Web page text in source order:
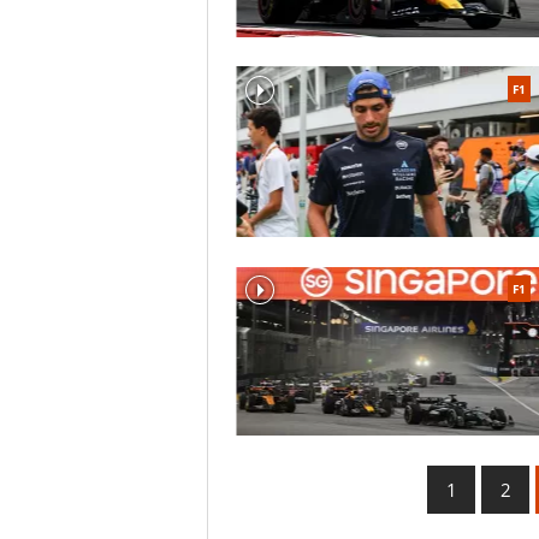
Num Gran premio
1
Australia GP
2
China GP
3
Japan GP
4
Miami GP
5
Canada GP
6
Monaco GP
7
Barcelona GP
Austria GP
9
Great Britain GP
10
Belgium GP
F1
F1
1 2